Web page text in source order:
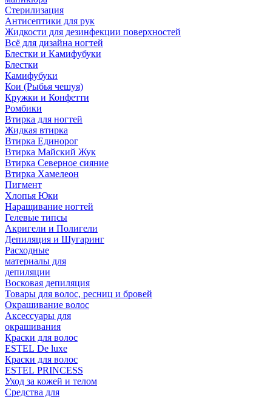
Стерилизация
Антисептики для рук
Жидкости для дезинфекции поверхностей
Всё для дизайна ногтей
Блестки и Камифубуки
Блестки
Камифубуки
Кои (Рыбья чешуя)
Кружки и Конфетти
Ромбики
Втирка для ногтей
Жидкая втирка
Втирка Единорог
Втирка Майский Жук
Втирка Северное сияние
Втирка Хамелеон
Пигмент
Хлопья Юки
Наращивание ногтей
Гелевые типсы
Акригели и Полигели
Депиляция и Шугаринг
Расходные
материалы для
депиляции
Восковая депиляция
Товары для волос, ресниц и бровей
Окрашивание волос
Аксессуары для
окрашивания
Краски для волос
ESTEL De luxe
Краски для волос
ESTEL PRINCESS
Уход за кожей и телом
Средства для